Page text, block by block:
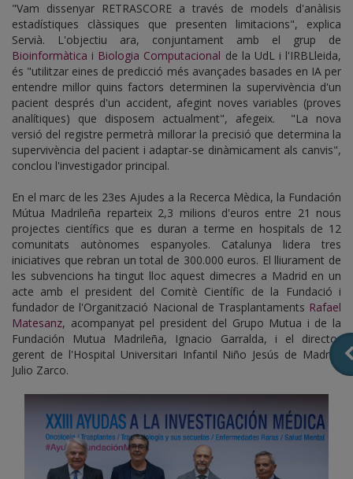
"Vam dissenyar RETRASCORE a través de models d'anàlisis
estadístiques clàssiques que presenten limitacions", explica
Servià. L'objectiu ara, conjuntament amb el grup de
Bioinformàtica i Biologia Computacional de la UdL i l'IRBLleida,
és "utilitzar eines de predicció més avançades basades en IA per
entendre millor quins factors determinen la supervivència d'un
pacient després d'un accident, afegint noves variables (proves
analítiques) que disposem actualment", afegeix. "La nova
versió del registre permetrà millorar la precisió que determina la
supervivència del pacient i adaptar-se dinàmicament als canvis",
conclou l'investigador principal.
En el marc de les 23es Ajudes a la Recerca Mèdica, la Fundación
Mútua Madrileña reparteix 2,3 milions d'euros entre 21 nous
projectes científics que es duran a terme en hospitals de 12
comunitats autònomes espanyoles. Catalunya lidera tres
iniciatives que rebran un total de 300.000 euros. El lliurament de
les subvencions ha tingut lloc aquest dimecres a Madrid en un
acte amb el president del Comitè Científic de la Fundació i
fundador de l'Organització Nacional de Trasplantaments Rafael
Matesanz, acompanyat pel president del Grupo Mutua i de la
Fundación Mutua Madrileña, Ignacio Garralda, i el director
gerent de l'Hospital Universitari Infantil Niño Jesús de Madrid,
Julio Zarco.